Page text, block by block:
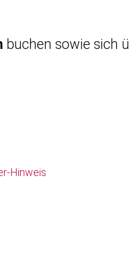
buchen sowie sich
Hinweis